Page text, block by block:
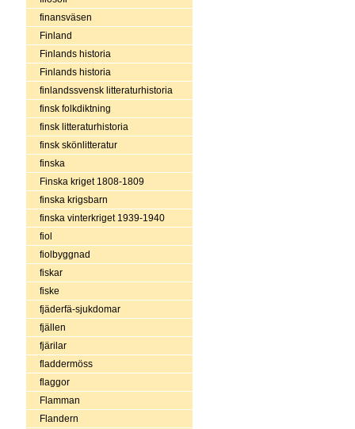
finansväsen
Finland
Finlands historia
Finlands historia
finlandssvensk litteraturhistoria
finsk folkdiktning
finsk litteraturhistoria
finsk skönlitteratur
finska
Finska kriget 1808-1809
finska krigsbarn
finska vinterkriget 1939-1940
fiol
fiolbyggnad
fiskar
fiske
fjäderfä-sjukdomar
fjällen
fjärilar
fladdermöss
flaggor
Flamman
Flandern